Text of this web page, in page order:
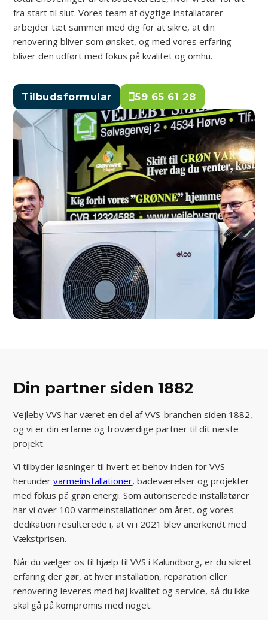
fra start til slut. Vores team af dygtige installatører
arbejder tæt sammen med dig for at sikre, at din
renovering bliver som ønsket, og med vores erfaring
bliver den udført med fokus på kvalitet og omhu.
Tilbudsformular 59 65 61 28
Din partner siden 1882
Vejleby VVS har været en del af VVS-branchen siden 1882,
og vi er din erfarne og troværdige partner til dit næste
projekt.
Vi tilbyder løsninger til hvert et behov inden for VVS
herundervarmeinstallationer, badeværelser og projekter
med fokus på grøn energi. Som autoriserede installatører
har vi over 100 varmeinstallationer om året, og vores
dedikation resulterede i, at vi i 2021 blev anerkendt med
Vækstprisen.
Når du vælger os til hjælp til VVS i Kalundborg, er du sikret
erfaring der gør, at hver installation, reparation eller
renovering leveres med høj kvalitet og service, så du ikke
skal gå på kompromis med noget.